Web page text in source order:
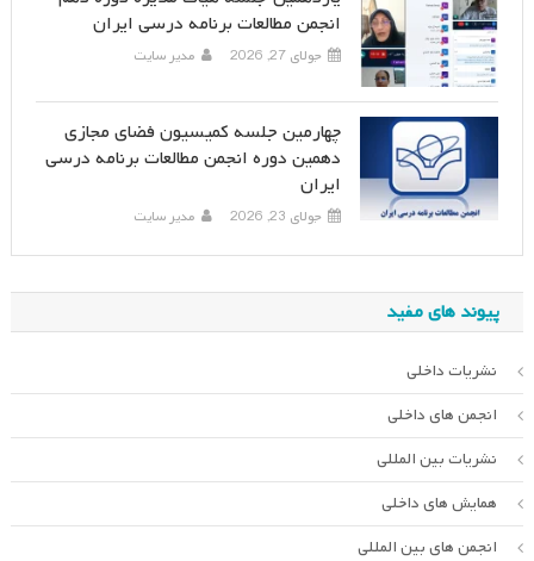
انجمن مطالعات برنامه درسی ایران
جولای 27, 2026 مدیر سایت
چهارمین جلسه کمیسیون فضای مجازی
دهمین دوره انجمن مطالعات برنامه درسی
ایران
جولای 23, 2026 مدیر سایت
پیوند های مفید
نشریات داخلی
انجمن های داخلی
نشریات بین المللی
همایش های داخلی
انجمن های بین المللی